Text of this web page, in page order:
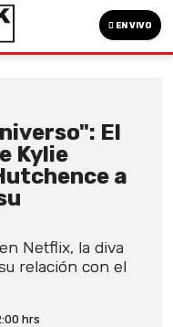
EN VIVO
El
Kylie
a
Netflix, la diva
relación con el
hrs